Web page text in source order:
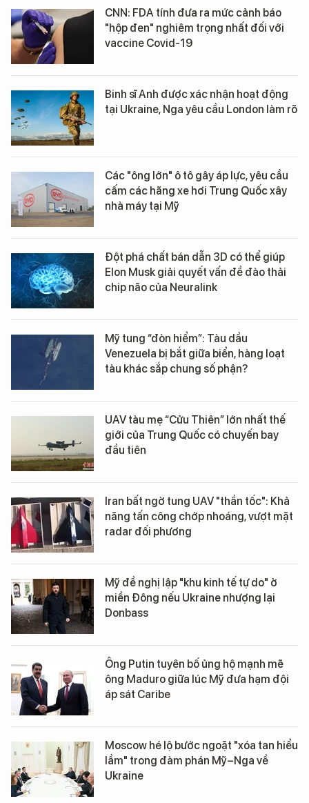
CNN: FDA tính đưa ra mức cảnh báo
"hộp đen" nghiêm trọng nhất đối với
vaccine Covid-19
Binh sĩ Anh được xác nhận hoạt động
tại Ukraine, Nga yêu cầu London làm rõ
Các "ông lớn" ô tô gây áp lực, yêu cầu
cấm các hãng xe hơi Trung Quốc xây
nhà máy tại Mỹ
Đột phá chất bán dẫn 3D có thể giúp
Elon Musk giải quyết vấn đề đào thải
chip não của Neuralink
Mỹ tung “đòn hiểm”: Tàu dầu
Venezuela bị bắt giữa biển, hàng loạt
tàu khác sắp chung số phận?
UAV tàu mẹ “Cửu Thiên” lớn nhất thế
giới của Trung Quốc có chuyến bay
đầu tiên
Iran bất ngờ tung UAV "thần tốc": Khả
năng tấn công chớp nhoáng, vượt mặt
radar đối phương
Mỹ đề nghị lập "khu kinh tế tự do" ở
miền Đông nếu Ukraine nhượng lại
Donbass
Ông Putin tuyên bố ủng hộ mạnh mẽ
ông Maduro giữa lúc Mỹ đưa hạm đội
áp sát Caribe
Moscow hé lộ bước ngoặt "xóa tan hiểu
lầm" trong đàm phán Mỹ–Nga về
Ukraine